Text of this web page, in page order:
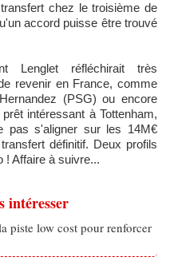
chez le troisième de
accord puisse être trouvé
Lenglet réfléchirait très
revenir en France, comme
(PSG) ou encore
intéressant à Tottenham,
pas s'aligner sur les 14M€
définitif. Deux profils
! Affaire à suivre...
intéresser
piste low cost pour renforcer